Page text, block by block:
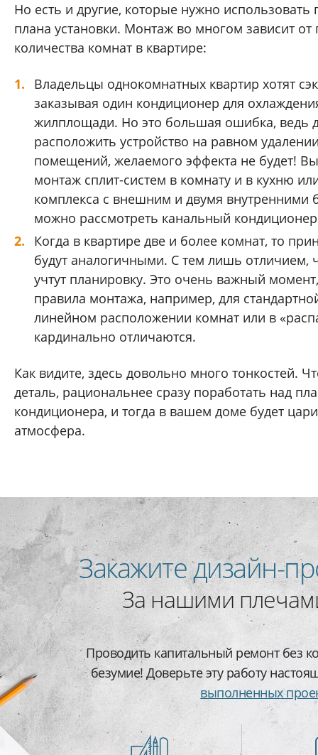
Но есть и другие, которые нужно использовать
плана установки. Монтаж во многом зависит от
количества комнат в квартире:
Владельцы однокомнатных квартир хотят
заказывая один кондиционер для
жилплощади. Но это большая ошибка, ведь
расположить устройство на равном
помещений, желаемого эффекта не будет!
монтаж сплит-систем в комнату и в кухню
комплекса с внешним и двумя внутренними
можно рассмотреть канальный
Когда в квартире две и более комнат, то
будут аналогичными. С тем лишь отличием,
учтут планировку. Это очень важный
правила монтажа, например, для
линейном расположении комнат или в
кардинально отличаются.
Как видите, здесь довольно много тонкостей.
деталь, рациональнее сразу поработать над
кондиционера, и тогда в вашем доме будет
атмосфера.
Закажите дизайн-
За нашими
Проводить капитальный ремонт без
безумие! Доверьте эту работу
выполненных